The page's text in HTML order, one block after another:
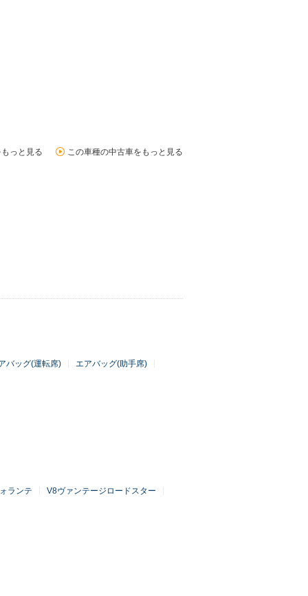
っと見る この車種の中古車をもっと見る
バッグ(運転席)
エアバッグ(助手席)
ランテ
V8ヴァンテージロードスター